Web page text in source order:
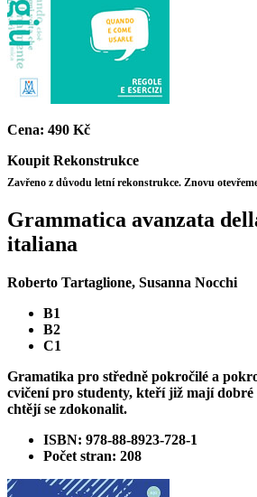
Cena: 490 Kč
Koupit Rekonstrukce
Zavřeno z důvodu letní rekonstrukce. Znovu
Grammatica avanzata
italiana
Roberto Tartaglione, Susanna Nocchi
B1
B2
C1
Gramatika pro středně pokročilé a
cvičení pro studenty, kteří již mají dobré
chtějí se zdokonalit.
ISBN: 978-88-8923-728-1
Počet stran: 208